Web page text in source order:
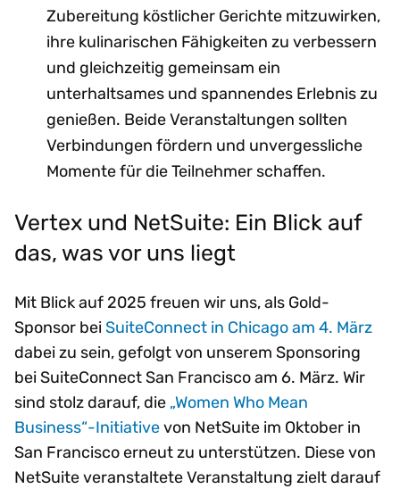
Zubereitung köstlicher Gerichte mitzuwirken,
ihre kulinarischen Fähigkeiten zu verbessern
und gleichzeitig gemeinsam ein
unterhaltsames und spannendes Erlebnis zu
genießen. Beide Veranstaltungen sollten
Verbindungen fördern und unvergessliche
Momente für die Teilnehmer schaffen.
Vertex und NetSuite: Ein Blick auf
das, was vor uns liegt
Mit Blick auf 2025 freuen wir uns, als Gold-
Sponsor beiSuiteConnect in Chicago am 4. März
dabei zu sein, gefolgt von unserem Sponsoring
bei SuiteConnect San Francisco am 6. März. Wir
sind stolz darauf, die „Women Who Mean
Business“-Initiativevon NetSuite im Oktober in
San Francisco erneut zu unterstützen. Diese von
NetSuite veranstaltete Veranstaltung zielt darauf